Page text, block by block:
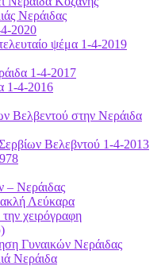
Νεράιδας
2020
ψέμα 1-4-2019
1-4-2017
1-4-2016
Βελβεντού στην Νεράιδα
Βελεβντού 1-4-2013
– Νεράιδας
Λεύκαρα
χειρόγραφη
Γυναικών Νεράιδας
Νεράιδα